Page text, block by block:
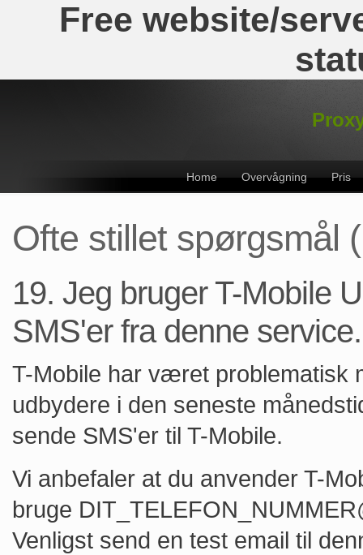
Free website/
Home Overvågning Pris
Ofte stillet spørgsmål
19. Jeg bruger T-Mobile
SMS'er fra denne service.
T-Mobile har været problematisk
udbydere i den seneste
sende SMS'er til T-Mobile.
Vi anbefaler at du anvender T-
bruge
Venligst send en test email til